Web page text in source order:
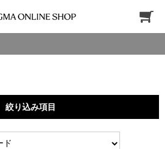
絞り込み項目